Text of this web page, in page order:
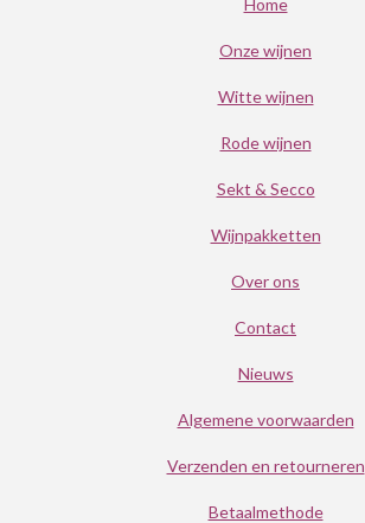
Onze wijnen
Witte wijnen
Rode wijnen
Sekt & Secco
Wijnpakketten
Over ons
Contact
Nieuws
Algemene voorwaarden
Verzenden en retourneren
Betaalmethode